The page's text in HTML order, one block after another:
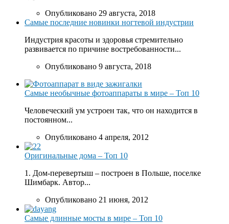
Опубликовано 29 августа, 2018
Самые последние новинки ногтевой индустрии
Индустрия красоты и здоровья стремительно
развивается по причине востребованности...
Опубликовано 9 августа, 2018
Самые необычные фотоаппараты в мире – Топ 10
Человеческий ум устроен так, что он находится в
постоянном...
Опубликовано 4 апреля, 2012
Оригинальные дома – Топ 10
1. Дом-перевертыш – построен в Польше, поселке
Шимбарк. Автор...
Опубликовано 21 июня, 2012
Самые длинные мосты в мире – Топ 10